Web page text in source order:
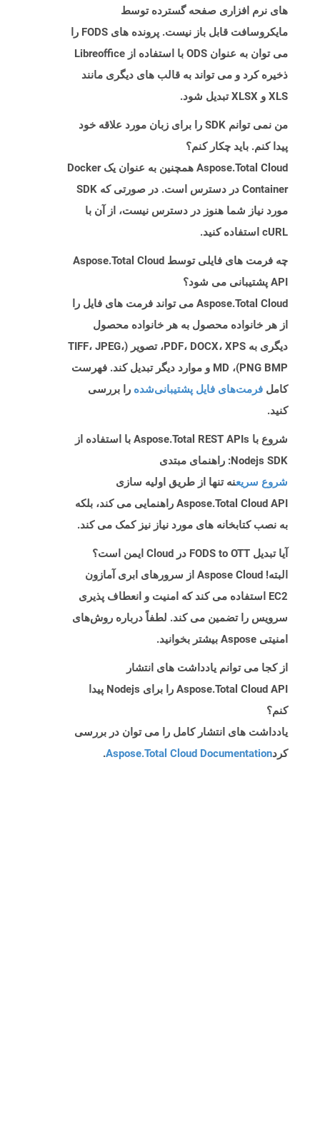
های نرم افزاری صفحه گسترده توسط
مایکروسافت قابل باز نیست. پرونده های FODS را
می توان به عنوان ODS با استفاده از Libreoffice
ذخیره کرد و می تواند به قالب های دیگری مانند
XLS و XLSX تبدیل شود.
من نمی توانم SDK را برای زبان مورد علاقه خود
پیدا کنم. باید چکار کنم؟
Aspose.Total Cloud همچنین به عنوان یک Docker
Container در دسترس است. در صورتی که SDK
مورد نیاز شما هنوز در دسترس نیست، از آن با
cURL استفاده کنید.
چه فرمت های فایلی توسط Aspose.Total Cloud
API پشتیبانی می شود؟
Aspose.Total Cloud می تواند فرمت های فایل را
از هر خانواده محصول به هر خانواده محصول
دیگری به PDF، DOCX، XPS، تصویر (TIFF، JPEG،
PNG BMP)، MD و موارد دیگر تبدیل کند. فهرست
کامل فرمت‌های فایل پشتیبانی‌شده را بررسی
کنید.
شروع با Aspose.Total REST APIs با استفاده از
Nodejs SDK: راهنمای مبتدی
شروع سریعنه تنها از طریق اولیه سازی
Aspose.Total Cloud API راهنمایی می کند، بلکه
به نصب کتابخانه های مورد نیاز نیز کمک می کند.
آیا تبدیل FODS to OTT در Cloud ایمن است؟
البته! Aspose Cloud از سرورهای ابری آمازون
EC2 استفاده می کند که امنیت و انعطاف پذیری
سرویس را تضمین می کند. لطفاً درباره روش‌های
امنیتی Aspose بیشتر بخوانید.
از کجا می توانم یادداشت های انتشار
Aspose.Total Cloud API را برای Nodejs پیدا
کنم؟
یادداشت های انتشار کامل را می توان در بررسی
کردAspose.Total Cloud Documentation
.